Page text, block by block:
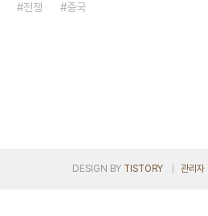
전쟁 중국
DESIGN BY TISTORY 관리자